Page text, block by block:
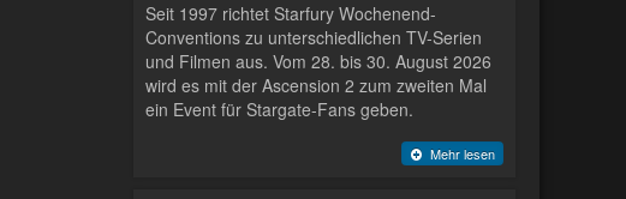
Seit 1997 richtet Starfury Wochenend-
Conventions zu unterschiedlichen TV-Serien
und Filmen aus. Vom 28. bis 30. August 2026
wird es mit der Ascension 2 zum zweiten Mal
ein Event für Stargate-Fans geben.
Mehr lesen